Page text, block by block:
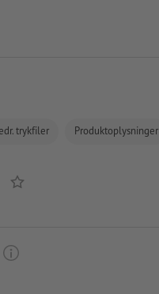
trykfiler Produktoplysninger
Tilføj til huskelisten